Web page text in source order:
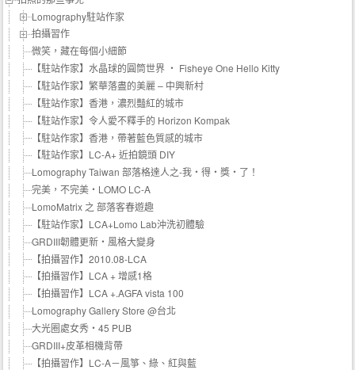
Lomography駐站作家
拍攝習作
微笑，藏在每個小細節
【駐站作家】水晶球的圓筒世界 ‧ Fisheye One Hello Kitty
【駐站作家】繁華落盡的美麗 – 中興新村
【駐站作家】香港，濃烈豔紅的城市
【駐站作家】令人愛不釋手的 Horizon Kompak
【駐站作家】香港，帶著藍色質感的城市
【駐站作家】LC-A+ 近拍鏡頭 DIY
Lomography Taiwan 部落格達人之-我‧得‧獎‧了！
完美，不完美‧LOMO LC-A
LomoMatrix 之 部落客春遊趣
【駐站作家】LCA+Lomo Lab沖洗初體驗
GRDIII韌體更新‧風格大變身
【拍攝習作】2010.08-LCA
【拍攝習作】LCA + 增感1格
【拍攝習作】LCA +.AGFA vista 100
Lomography Gallery Store @台北
大光圈處女秀‧45 PUB
GRDIII+皮革相機背帶
【拍攝習作】LC-A－風箏、綠、紅與藍